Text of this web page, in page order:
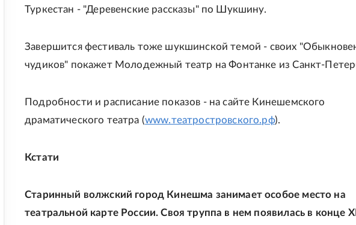
Туркестан - "Деревенские рассказы" по Шукшину.
Завершится фестиваль тоже шукшинской темой - своих
чудиков" покажет Молодежный театр на Фонтанке из Санкт-
Подробности и расписание показов - на сайте Кинешемского
драматического театра (www.театростровского.рф).
Кстати
Старинный волжский город Кинешма занимает особое место на
театральной карте России. Своя труппа в нем появилась в конце